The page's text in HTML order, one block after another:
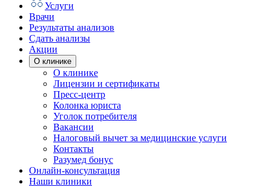
Услуги
Врачи
Результаты анализов
Сдать анализы
Акции
О клинике
О клинике
Лицензии и сертификаты
Пресс-центр
Колонка юриста
Уголок потребителя
Вакансии
Налоговый вычет за медицинские услуги
Контакты
Разумед бонус
Онлайн-консультация
Наши клиники